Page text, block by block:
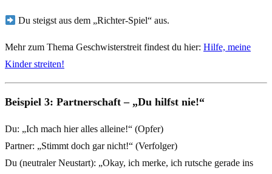
Du steigst aus dem „Richter-Spiel“ aus.
Mehr zum Thema Geschwisterstreit findest du hier: Hilfe, meine
Kinder streiten!
Beispiel 3: Partnerschaft – „Du hilfst nie!“
Du: „Ich mach hier alles alleine!“ (Opfer)
Partner: „Stimmt doch gar nicht!“ (Verfolger)
Du (neutraler Neustart): „Okay, ich merke, ich rutsche gerade ins